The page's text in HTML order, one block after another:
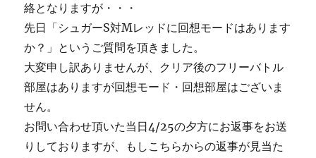
絡となりますが・・・
先日「シュガーS対Mレッドに回想モードはあります
か？」というご質問を頂きました。
大変申し訳ありませんが、クリア後のフリーバトル
部屋はありますが回想モード・回想部屋はございま
せん。
お問い合わせ頂いた当日4/25の夕方にお返事をお送
りしておりますが、もしこちらからの返事が見当た